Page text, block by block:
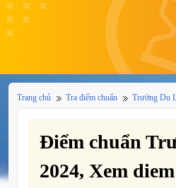
Trang chủ Tra điểm chuẩn Trường Du
Điểm chuẩn
2024, Xem